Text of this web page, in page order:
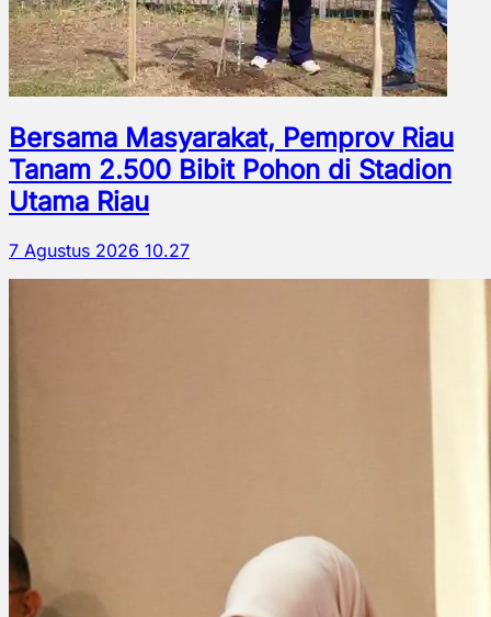
Bersama Masyarakat, Pemprov Riau
Tanam 2.500 Bibit Pohon di Stadion
Utama Riau
7 Agustus 2026 10.27